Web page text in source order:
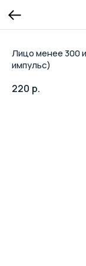
Лицо менее 300
импульс)
220 р.